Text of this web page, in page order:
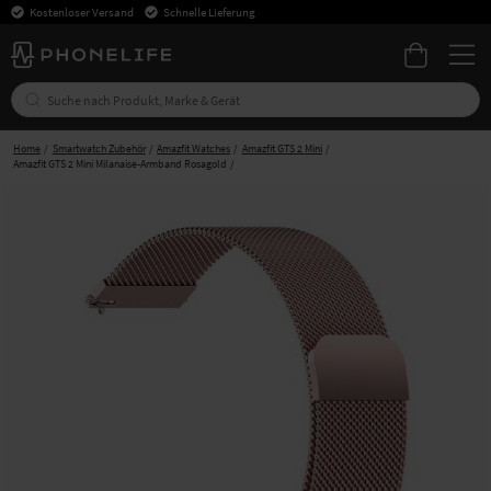
Kostenloser Versand Schnelle Lieferung
Home Smartwatch Zubehör Amazfit Watches
Amazfit GTS 2 Mini
Amazfit GTS 2 Mini Milanaise-Armband Rosagold